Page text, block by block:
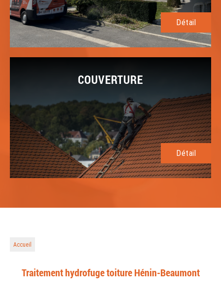
Détail
COUVERTURE
Détail
Accueil
Traitement hydrofuge toiture Hénin-Beaumont